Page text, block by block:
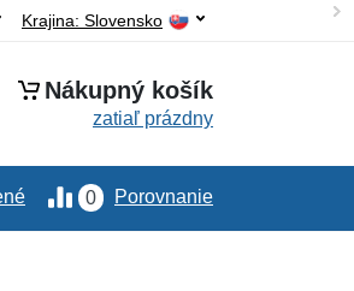
Krajina: Slovensko
Nákupný košík
zatiaľ prázdny
0 Porovnanie